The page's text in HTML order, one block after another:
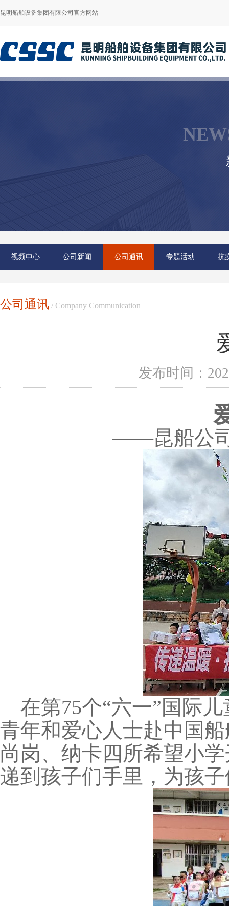
昆明船舶设备集团有限公司官方网站
视频中心 公司新闻 公司通讯 专题活动 抗
公司通讯 / Company Communication
发布时间：
——昆船公
在第75个“六一”国际
青年和爱心人士赴中国
尚岗、纳卡四所希望小
递到孩子们手里，为孩